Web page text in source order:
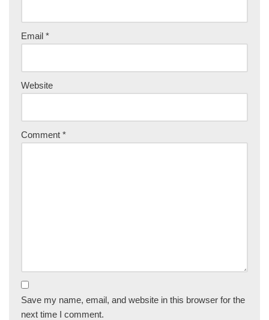
Email *
Website
Comment *
Save my name, email, and website in this browser for the
next time I comment.